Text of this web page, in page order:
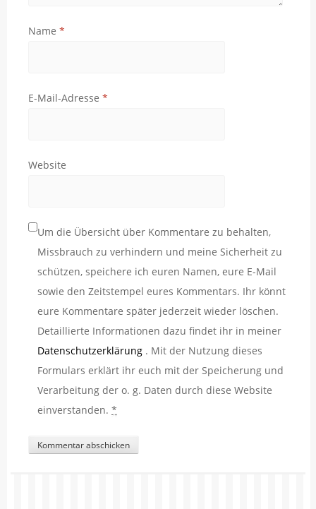
Name *
E-Mail-Adresse *
Website
Um die Übersicht über Kommentare zu behalten,
Missbrauch zu verhindern und meine Sicherheit zu
schützen, speichere ich euren Namen, eure E-Mail
sowie den Zeitstempel eures Kommentars. Ihr könnt
eure Kommentare später jederzeit wieder löschen.
Detaillierte Informationen dazu findet ihr in meiner
Datenschutzerklärung . Mit der Nutzung dieses
Formulars erklärt ihr euch mit der Speicherung und
Verarbeitung der o. g. Daten durch diese Website
einverstanden. *